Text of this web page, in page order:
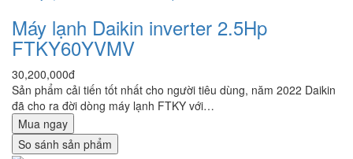
Máy lạnh Daikin inverter 2.5Hp
FTKY60YVMV
30,200,000đ
Sản phẩm cải tiến tốt nhất cho người tiêu dùng, năm 2022 Daikin
đã cho ra đời dòng máy lạnh FTKY với…
Mua ngay
So sánh sản phẩm